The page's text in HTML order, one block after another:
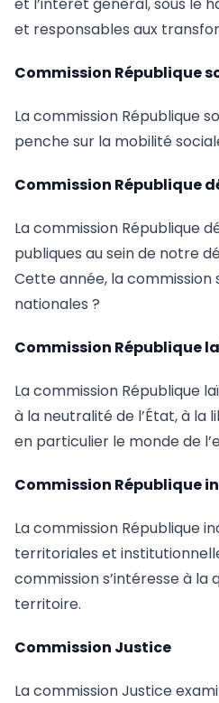
et responsables aux
Commission République
La commission République
penche sur la mobilité
Commission République
La commission République
publiques au sein de notre
Cette année, la
nationales ?
Commission République
La commission République
à la neutralité de l’État, à la
en particulier le monde de
Commission République
La commission République
territoriales et
commission s’intéresse à la
territoire.
Commission Justice
La commission Justice